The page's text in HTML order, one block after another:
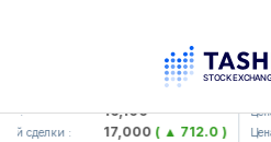
: 16,100
сделки : 17,000( ▲ 712.0 )
Цена